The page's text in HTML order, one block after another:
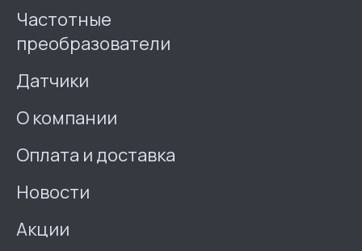
Частотные
преобразователи
Датчики
О компании
Оплата и доставка
Новости
Акции